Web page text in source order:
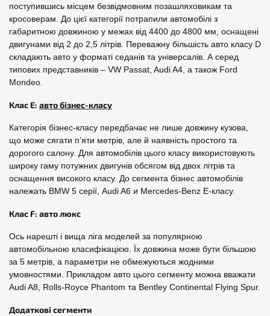
поступившись місцем безвідмовним позашляховикам та
кросоверам. До цієї категорії потрапили автомобілі з
габаритною довжиною у межах від 4400 до 4800 мм, оснащені
двигунами від 2 до 2,5 літрів. Переважну більшість авто класу D
складають авто у форматі седанів та універсалів. А серед
типових представників – VW Passat, Audi A4, а також Ford
Mondeo.
Клас E: авто бізнес-класу
Категорія бізнес-класу передбачає не лише довжину кузова,
що може сягати п’яти метрів, але й наявність простого та
дорогого салону. Для автомобілів цього класу використовують
широку гаму потужних двигунів обсягом від двох літрів та
оснащення високого класу. До сегмента бізнес автомобілів
належать BMW 5 серії, Audi A6 и Mercedes-Benz E-класу.
Клас F: авто люкс
Ось нарешті і вища ліга моделей за популярною
автомобільною класифікацією. Їх довжина може бути більшою
за 5 метрів, а параметри не обмежуються жодними
умовностями. Прикладом авто цього сегменту можна вважати
Audi A8, Rolls-Royce Phantom та Bentley Continental Flying Spur.
Додаткові сегменти